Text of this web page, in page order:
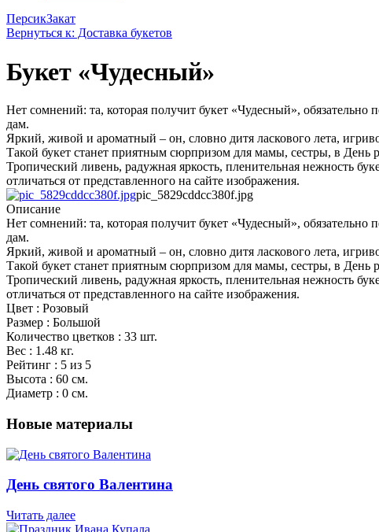
ПерсикЗакат
Вернуться к: Доставка букетов
Букет «Чудесный»
Нет сомнений: та, которая получит букет «Чудесный»,
дам.
Яркий, живой и ароматный – он, словно дитя ласкового лета,
Такой букет станет приятным сюрпризом для мамы, сестры, в
Тропический ливень, радужная яркость, пленительная нежность
отличаться от представленного на сайте изображения.
pic_5829cddcc380f.jpg
Описание
Нет сомнений: та, которая получит букет «Чудесный»,
дам.
Яркий, живой и ароматный – он, словно дитя ласкового лета,
Такой букет станет приятным сюрпризом для мамы, сестры, в
Тропический ливень, радужная яркость, пленительная нежность
отличаться от представленного на сайте изображения.
Цвет : Розовый
Размер : Большой
Количество цветков : 33 шт.
Вес : 1.48 кг.
Рейтинг : 5 из 5
Высота : 60 см.
Диаметр : 0 см.
Новые материалы
День святого Валентина
Читать далее